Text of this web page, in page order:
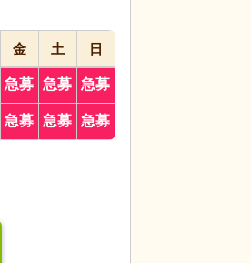
。アットホームな雰
金 土 日
急募 急募 急募
急募 急募 急募